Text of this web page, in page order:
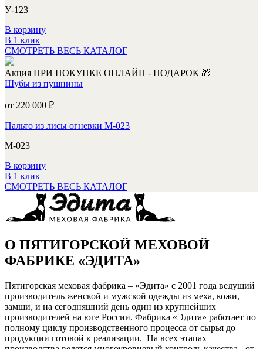
У-123
В корзину
В 1 клик
СМОТРЕТЬ ВЕСЬ КАТАЛОГ
Акция ПРИ ПОКУПКЕ ОНЛАЙН - ПОДАРОК 🎁
Шубы из пушнины
от 220 000 ₽
Пальто из лисы огневки М-023
М-023
В корзину
В 1 клик
СМОТРЕТЬ ВЕСЬ КАТАЛОГ
О ПЯТИГОРСКОЙ МЕХОВОЙ
ФАБРИКЕ «ЭДИТА»
Пятигорская меховая фабрика – «Эдита» с 2001 года ведущий
производитель женской и мужской одежды из меха, кожи,
замши, и на сегодняшний день один из крупнейших
производителей на юге России. Фабрика «Эдита» работает по
полному циклу производственного процесса от сырья до
продукции готовой к реализации. На всех этапах